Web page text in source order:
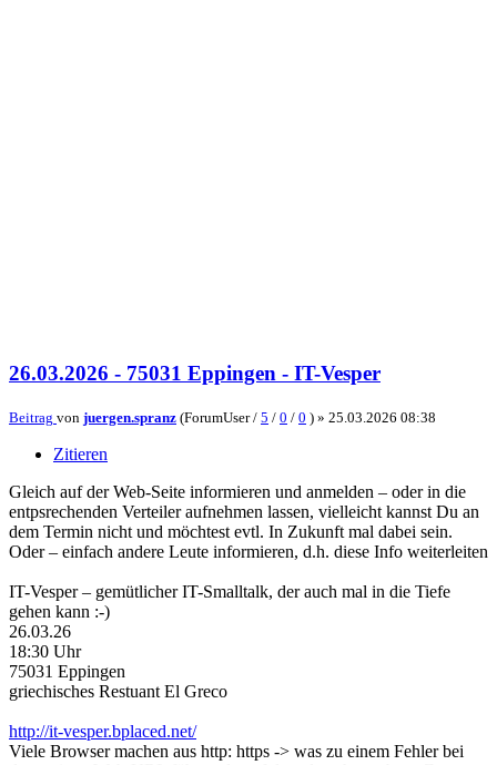
26.03.2026 - 75031 Eppingen - IT-Vesper
Beitrag von juergen.spranz (ForumUser / 5 / 0 / 0 ) » 25.03.2026 08:38
Zitieren
Gleich auf der Web-Seite informieren und anmelden – oder in die
entpsrechenden Verteiler aufnehmen lassen, vielleicht kannst Du an
dem Termin nicht und möchtest evtl. In Zukunft mal dabei sein.
Oder – einfach andere Leute informieren, d.h. diese Info weiterleiten
IT-Vesper – gemütlicher IT-Smalltalk, der auch mal in die Tiefe
gehen kann :-)
26.03.26
18:30 Uhr
75031 Eppingen
griechisches Restuant El Greco
http://it-vesper.bplaced.net/
Viele Browser machen aus http: https -> was zu einem Fehler bei